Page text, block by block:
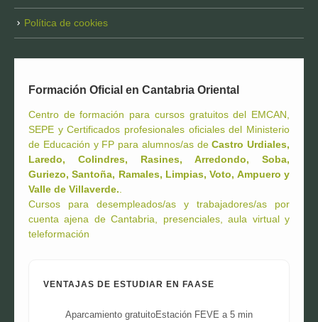
Política de cookies
Formación Oficial en Cantabria Oriental
Centro de formación para cursos gratuitos del EMCAN,
SEPE y Certificados profesionales oficiales del Ministerio
de Educación y FP para alumnos/as deCastro Urdiales,
Laredo, Colindres, Rasines, Arredondo, Soba,
Guriezo, Santoña, Ramales, Limpias, Voto, Ampuero y
Valle de Villaverde.
Cursos para desempleados/as y trabajadores/as por
cuenta ajena de Cantabria, presenciales, aula virtual y
teleformación
VENTAJAS DE ESTUDIAR EN FAASE
Aparcamiento gratuitoEstación FEVE a 5 min